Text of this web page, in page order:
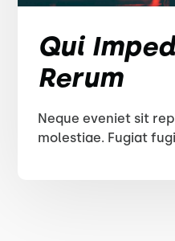
Qui
Rerum
Neque eveniet sit
molestiae. Fugiat